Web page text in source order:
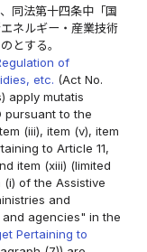
同法第十四条中「国
ネルギー・産業技術
とする。
of
etc. (Act No.
apply mutatis
pursuant to the
(iii), item (v), item
to Article 11,
item (xiii) (limited
of the Assistive
and
agencies" in the
Pertaining to